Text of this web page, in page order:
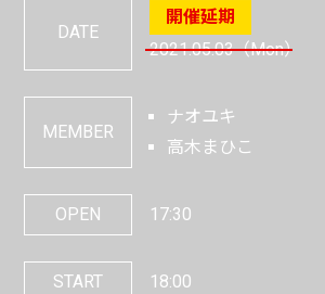
DATE
2021.05.03（Mon）
MEMBER
ナオユキ
高木まひこ
OPEN 17:30
START 18:00